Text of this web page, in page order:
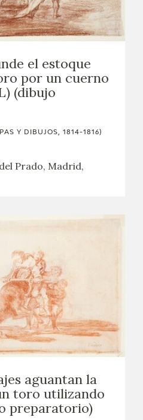
el estoque
por un cuerno
(dibujo
Y DIBUJOS, 1814-1816)
Prado, Madrid,
aguantan la
toro utilizando
preparatorio)